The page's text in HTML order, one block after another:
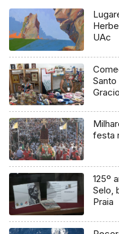
UAc
festa
125º
Selo,
Praia